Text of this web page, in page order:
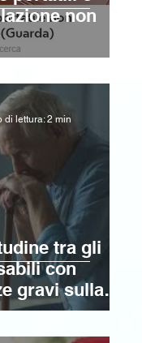
non
tra gli
con
gravi sulla
della
di lettura: 2 min